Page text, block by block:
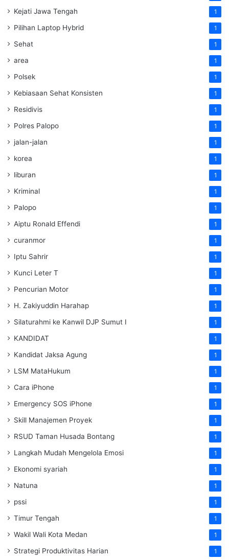
Kejati Jawa Tengah 1
Pilihan Laptop Hybrid 1
Sehat 1
area 1
Polsek 1
Kebiasaan Sehat Konsisten 1
Residivis 1
Polres Palopo 1
jalan-jalan 1
korea 1
liburan 1
Kriminal 1
Palopo 1
Aiptu Ronald Effendi 1
curanmor 1
Iptu Sahrir 1
Kunci Leter T 1
Pencurian Motor 1
H. Zakiyuddin Harahap 1
Silaturahmi ke Kanwil DJP Sumut I 1
KANDIDAT 1
Kandidat Jaksa Agung 1
LSM MataHukum 1
Cara iPhone 1
Emergency SOS iPhone 1
Skill Manajemen Proyek 1
RSUD Taman Husada Bontang 1
Langkah Mudah Mengelola Emosi 1
Ekonomi syariah 1
Natuna 1
pssi 1
Timur Tengah 1
Wakil Wali Kota Medan 1
Strategi Produktivitas Harian 1